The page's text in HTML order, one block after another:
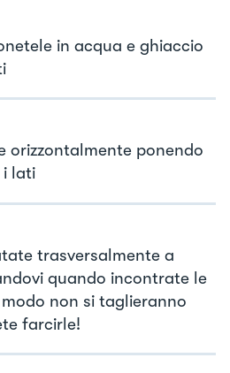
in acqua e ghiaccio
orizzontalmente ponendo
i lati
trasversalmente a
quando incontrate le
non si taglieranno
farcirle!